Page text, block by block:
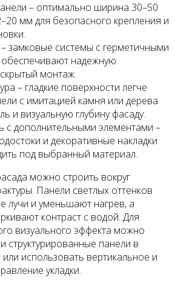
– оптимально ширина 30–50
мм для безопасного крепления и
замковые системы с герметичными
надежную
монтаж.
– гладкие поверхности легче
с имитацией камня или дерева
и визуальную глубину фасаду.
с дополнительными элементами –
и декоративные накладки
под выбранный материал.
можно строить вокруг
Панели светлых оттенков
лучи и уменьшают нагрев, а
контраст с водой. Для
визуального эффекта можно
структурированные панели в
использовать вертикальное и
укладки.